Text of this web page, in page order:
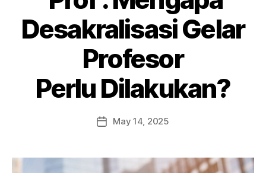
Desakralisasi Gelar
Profesor
Perlu Dilakukan?
May 14, 2025